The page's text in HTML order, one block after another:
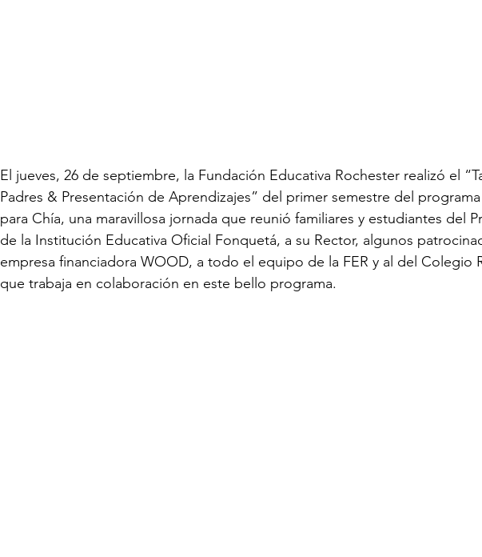
El jueves, 26 de septiembre, la Fundación Educativa Rochester realizó el
Padres & Presentación de Aprendizajes” del primer semestre del
para Chía, una maravillosa jornada que reunió familiares y estudiantes del
de la Institución Educativa Oficial Fonquetá, a su Rector, algunos
empresa financiadora WOOD, a todo el equipo de la FER y al del Colegio
que trabaja en colaboración en este bello programa.